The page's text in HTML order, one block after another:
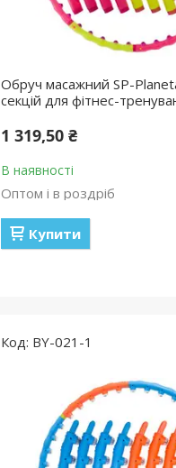
Обруч масажний SP-
секцій для фітнес-
1 319,50 ₴
В наявності
Оптом і в роздріб
Купити
BY-021-1